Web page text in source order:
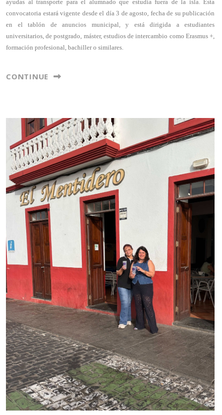
ayudas al transporte para el alumnado que estudia fuera de la isla. Esta
convocatoria estará vigente desde el día 3 de agosto, fecha de su publicación
en el tablón de anuncios municipal, y está dirigida a estudiantes
universitarios, de postgrado, máster, estudios de intercambio como Erasmus +,
formación profesional, bachiller o similares.
CONTINUE